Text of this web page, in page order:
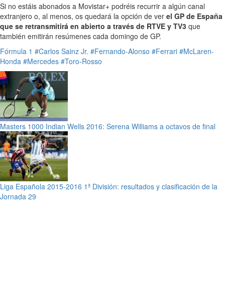
Si no estáis abonados a Movistar+ podréis recurrir a algún canal
extranjero o, al menos, os quedará la opción de ver el GP de España
que se retransmitirá en abierto a través de RTVE y TV3 que
también emitirán resúmenes cada domingo de GP.
Fórmula 1 #Carlos Sainz Jr. #Fernando-Alonso #Ferrari #McLaren-
Honda #Mercedes #Toro-Rosso
Masters 1000 Indian Wells 2016: Serena Williams a octavos de final
Liga Española 2015-2016 1ª División: resultados y clasificación de la
Jornada 29